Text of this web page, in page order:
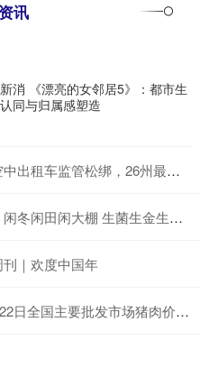
讯
消 《漂亮的女邻居5》：都市生
同与归属感塑造
监管松绑，26州最早今夏启动测试
闲田闲大棚 生菌生金生希望
｜欢度中国年
国主要批发市场猪肉价格行情